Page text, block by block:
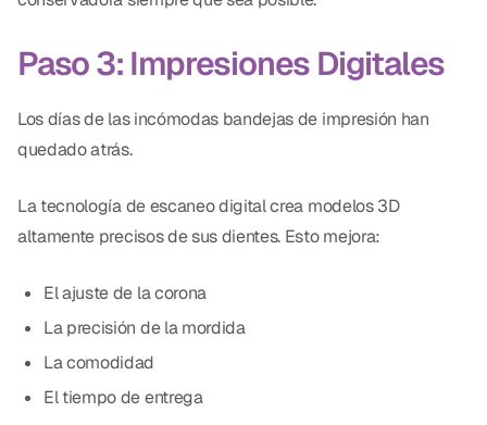
Paso 3: Impresiones Digitales
Los días de las incómodas bandejas de impresión han
quedado atrás.
La tecnología de escaneo digital crea modelos 3D
altamente precisos de sus dientes. Esto mejora:
El ajuste de la corona
La precisión de la mordida
La comodidad
El tiempo de entrega